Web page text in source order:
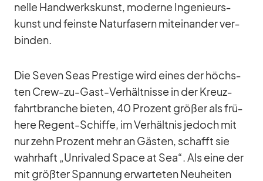
nelle Hand­werks­kunst, mo­derne In­ge­nieurs­
kunst und feinste Na­tur­fa­sern mit­ein­an­der ver­
bin­den.
Die Se­ven Seas Pres­tige wird ei­nes der höchs­
ten Crew-zu-Gast-Ver­hält­nisse in der Kreuz­
fahrt­bran­che bie­ten, 40 Pro­zent grö­ßer als frü­
here Re­gent-Schiffe, im Ver­hält­nis je­doch mit
nur zehn Pro­zent mehr an Gäs­ten, schafft sie
wahr­haft „Un­ri­va­led Space at Sea“. Als eine der
mit größ­ter Span­nung er­war­te­ten Neu­hei­ten